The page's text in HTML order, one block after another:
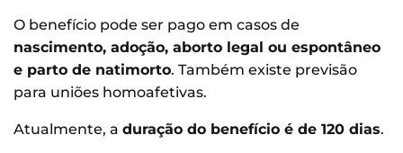
O benefício pode ser pago em casos de
nascimento, adoção, aborto legal ou espontâneo
e parto de natimorto. Também existe previsão
para uniões homoafetivas.
Atualmente, a duração do benefício é de 120 dias.